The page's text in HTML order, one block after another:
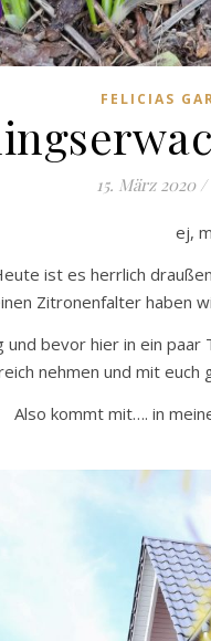
FELICIAS
15. März 2020 /
ej,
ist es herrlich
Zitronenfalter haben
und bevor hier in ein
nehmen und mit
Also kommt mit…. in